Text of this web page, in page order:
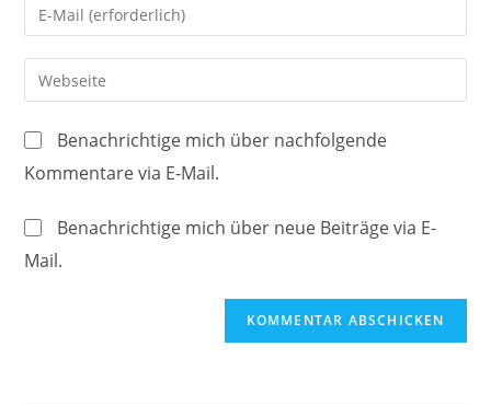
oder
Benutzernamen
zum
ein
Gib
deine
E-
Mail-
zum
Kommentieren
Gib
deine
Website-
URL
ein
Benachrichtige mich über nachfolgende
Kommentare via E-Mail.
Benachrichtige mich über neue Beiträge via E-
Mail.